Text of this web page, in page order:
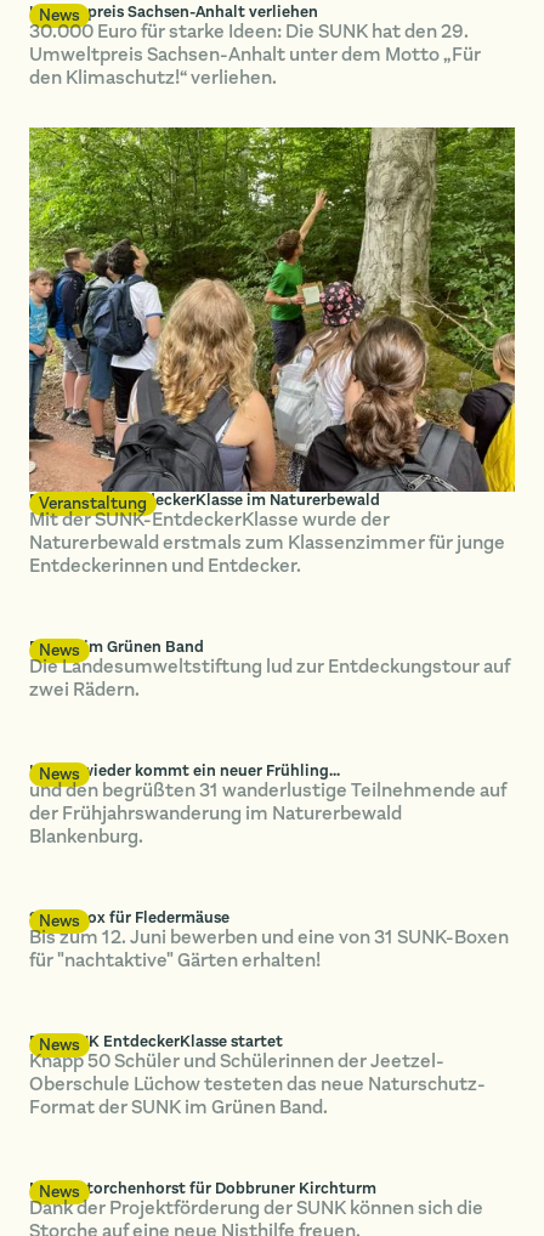
News
Umweltpreis Sachsen-Anhalt verliehen
30.000 Euro für starke Ideen: Die SUNK hat den 29.
Umweltpreis Sachsen-Anhalt unter dem Motto „Für
den Klimaschutz!“ verliehen.
Veranstaltung
Erste SUNK-EntdeckerKlasse im Naturerbewald
Mit der SUNK-EntdeckerKlasse wurde der
Naturerbewald erstmals zum Klassenzimmer für junge
Entdeckerinnen und Entdecker.
News
Radeln im Grünen Band
Die Landesumweltstiftung lud zur Entdeckungstour auf
zwei Rädern.
News
Immer wieder kommt ein neuer Frühling...
und den begrüßten 31 wanderlustige Teilnehmende auf
der Frühjahrswanderung im Naturerbewald
Blankenburg.
News
SUNK-Box für Fledermäuse
Bis zum 12. Juni bewerben und eine von 31 SUNK-Boxen
für "nachtaktive" Gärten erhalten!
News
Die SUNK EntdeckerKlasse startet
Knapp 50 Schüler und Schülerinnen der Jeetzel-
Oberschule Lüchow testeten das neue Naturschutz-
Format der SUNK im Grünen Band.
News
Neuer Storchenhorst für Dobbruner Kirchturm
Dank der Projektförderung der SUNK können sich die
Storche auf eine neue Nisthilfe freuen.